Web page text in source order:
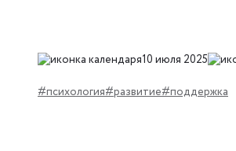
10 июля 2025
#психология#развитие#поддержка